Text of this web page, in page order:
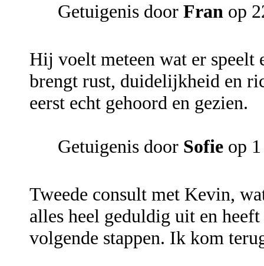
Getuigenis door Fran op
Hij voelt meteen wat er
brengt rust, duidelijkheid en
eerst echt gehoord en gezien.
Getuigenis door Sofie op
Tweede consult met Kevin,
alles heel geduldig uit en
volgende stappen. Ik kom